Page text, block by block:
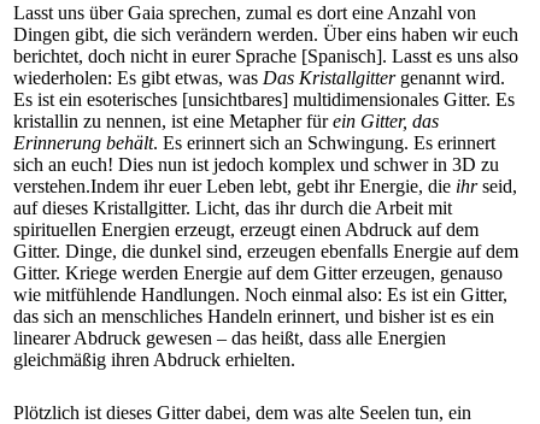
Lasst uns über Gaia sprechen, zumal es dort eine Anzahl von
Dingen gibt, die sich verändern werden. Über eins haben wir euch
berichtet, doch nicht in eurer Sprache [Spanisch]. Lasst es uns also
wiederholen: Es gibt etwas, was Das Kristallgittergenannt wird.
Es ist ein esoterisches [unsichtbares] multidimensionales Gitter. Es
kristallin zu nennen, ist eine Metapher fürein Gitter, das
Erinnerung behält. Es erinnert sich an Schwingung. Es erinnert
sich an euch! Dies nun ist jedoch komplex und schwer in 3D zu
verstehen.Indem ihr euer Leben lebt, gebt ihr Energie, die ihrseid,
auf dieses Kristallgitter. Licht, das ihr durch die Arbeit mit
spirituellen Energien erzeugt, erzeugt einen Abdruck auf dem
Gitter. Dinge, die dunkel sind, erzeugen ebenfalls Energie auf dem
Gitter. Kriege werden Energie auf dem Gitter erzeugen, genauso
wie mitfühlende Handlungen. Noch einmal also: Es ist ein Gitter,
das sich an menschliches Handeln erinnert, und bisher ist es ein
linearer Abdruck gewesen – das heißt, dass alle Energien
gleichmäßig ihren Abdruck erhielten.
Plötzlich ist dieses Gitter dabei, dem was alte Seelen tun, ein